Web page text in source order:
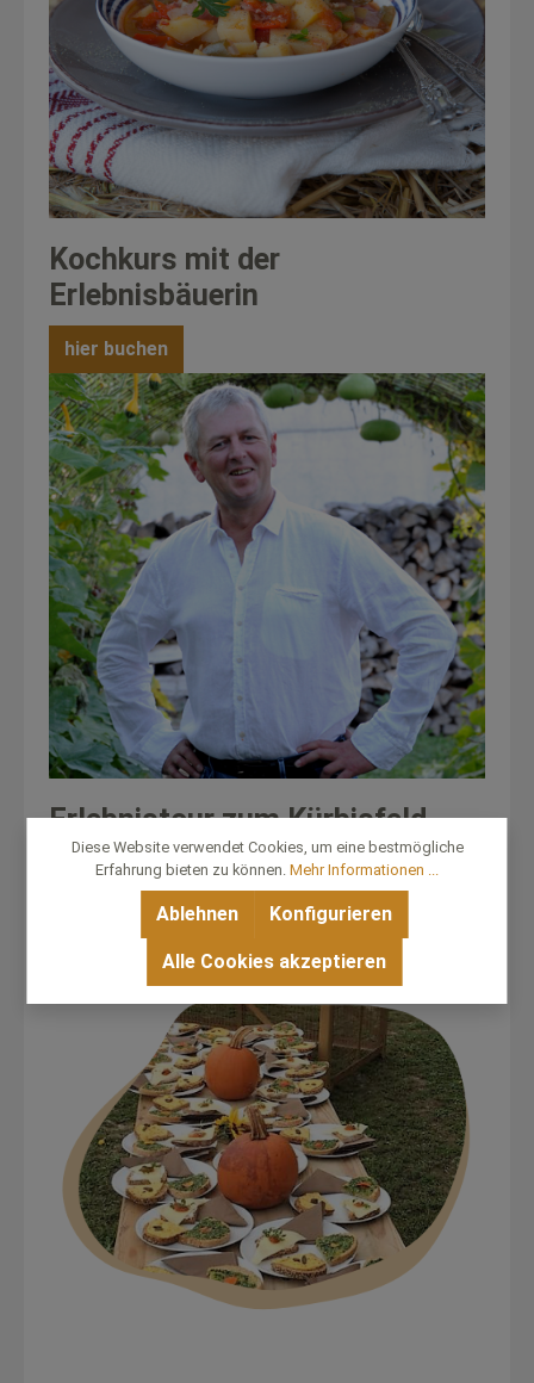
Kochkurs mit der
Erlebnisbäuerin
hier buchen
Erlebnistour zum Kürbisfeld
zum Angebot
Diese Website verwendet Cookies, um eine bestmögliche
Erfahrung bieten zu können. Mehr Informationen ...
Ablehnen Konfigurieren
Alle Cookies akzeptieren